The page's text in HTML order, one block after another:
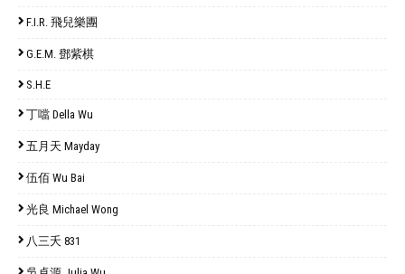
F.I.R. 飛兒樂團
G.E.M. 鄧紫棋
S.H.E
丁噹 Della Wu
五月天 Mayday
伍佰 Wu Bai
光良 Michael Wong
八三夭 831